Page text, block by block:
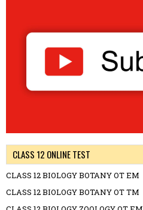
CLASS 12 ONLINE TEST
CLASS 12 BIOLOGY BOTANY OT EM
CLASS 12 BIOLOGY BOTANY OT TM